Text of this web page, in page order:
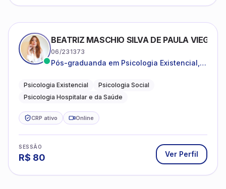
BEATRIZ MASCHIO SILVA DE PAULA VIEGAS
06/231373
Pós-graduanda em Psicologia Existencial,
da Saúde.
Psicologia Existencial
Psicologia Social
Psicologia Hospitalar e da Saúde
CRP ativo Online
SESSÃO
R$ 80 Ver Perfil